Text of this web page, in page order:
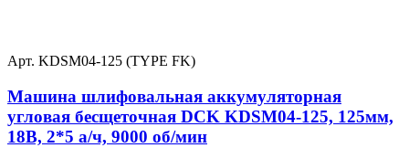
Арт. KDSM04-125 (TYPE FK)
Машина шлифовальная аккумуляторная
угловая бесщеточная DCK KDSM04-125, 125мм,
18В, 2*5 а/ч, 9000 об/мин